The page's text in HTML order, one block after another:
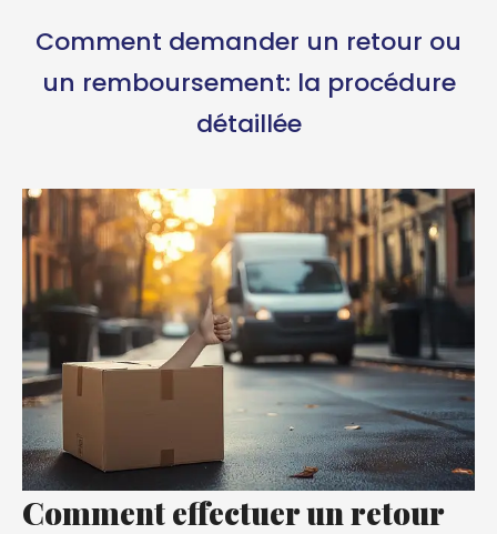
Comment demander un retour ou
un remboursement: la procédure
détaillée
Comment effectuer un retour